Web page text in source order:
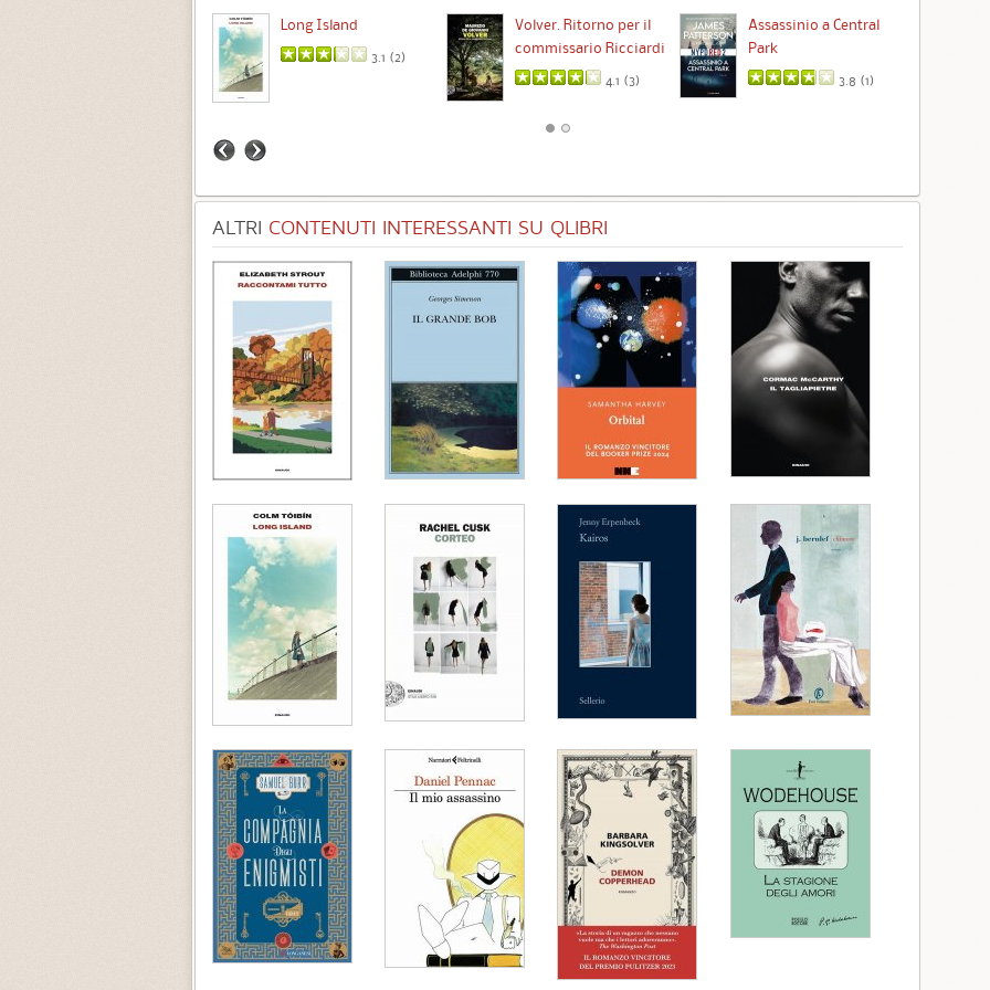
Long Island
3.1 (2)
Volver. Ritorno per il
commissario Ricciardi
4.1 (3)
Assassinio a Central
Park
3.8 (1)
ALTRI CONTENUTI INTERESSANTI SU QLIBRI